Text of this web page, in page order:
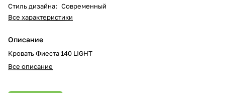
Стиль дизайна: Современный
Все характеристики
Описание
Кровать Фиеста 140 LIGHT
Все описание